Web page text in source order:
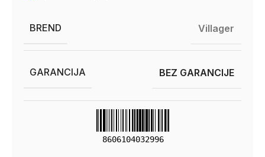
BREND Villager
GARANCIJA BEZ GARANCIJE
8606104032996